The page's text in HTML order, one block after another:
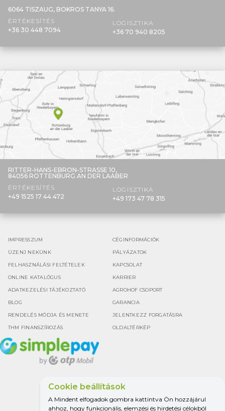
6064 TISZAUG, BOKROS TANYA 16.
ÉRTÉKESÍTÉS
+36 30 448 7094
LOGISZTIKA
+36 70 940 8205
RITTER-HANS-EBRON-STRASSE 10,
84056 ROTTENBURG AN DER LAABER
ÉRTÉKESÍTÉS
+49 1525 17 44 472
LOGISZTIKA
+49 173 47 78 315
IMPRESSZUM CÉGINFORMÁCIÓK
ÜZENJ NEKÜNK PÁLYÁZATOK
FELHASZNÁLÁSI FELTÉTELEK KAPCSOLAT
ONLINE KATALÓGUS KARRIER
ADATKEZELÉSI TÁJÉKOZTATÓ AGROHOF CSOPORT
BLOG GARANCIA
RENDELÉS MÓDJA ÉS MENETE JELENTKEZZ FORGATÁSRA
THM FINANSZÍROZÁS OLDALTÉRKÉP
4.5
Cookie beállítások
A Mindent elfogadok gombra kattintva Ön hozzájárul
ahhoz, hogy funkcionális, elemzési és hirdetési célokból